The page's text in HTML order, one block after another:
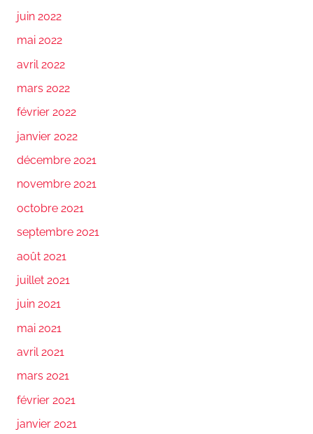
juin 2022
mai 2022
avril 2022
mars 2022
février 2022
janvier 2022
décembre 2021
novembre 2021
octobre 2021
septembre 2021
août 2021
juillet 2021
juin 2021
mai 2021
avril 2021
mars 2021
février 2021
janvier 2021